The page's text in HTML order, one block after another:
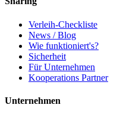
Verleih-Checkliste
News / Blog
Wie funktioniert's?
Sicherheit
Für Unternehmen
Kooperations Partner
Unternehmen